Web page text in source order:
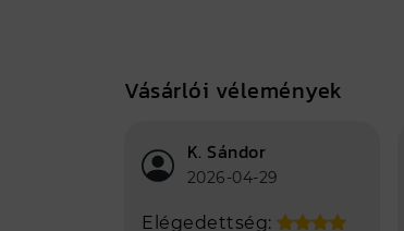
Vásárlói vélemények
K. Sándor
2026-04-29
Elégedettség: